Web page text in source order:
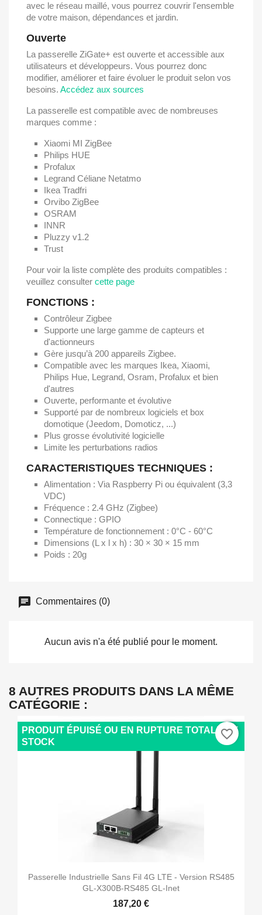
avec le réseau maillé, vous pourrez couvrir l'ensemble
de votre maison, dépendances et jardin.
Ouverte
La passerelle ZiGate+ est ouverte et accessible aux
utilisateurs et développeurs. Vous pourrez donc
modifier, améliorer et faire évoluer le produit selon vos
besoins. Accédez aux sources
La passerelle est compatible avec de nombreuses
marques comme :
Xiaomi MI ZigBee
Philips HUE
Profalux
Legrand Céliane Netatmo
Ikea Tradfri
Orvibo ZigBee
OSRAM
INNR
Pluzzy v1.2
Trust
Pour voir la liste complète des produits compatibles :
veuillez consulter cette page
FONCTIONS :
Contrôleur Zigbee
Supporte une large gamme de capteurs et
d'actionneurs
Gère jusqu’à 200 appareils Zigbee.
Compatible avec les marques Ikea, Xiaomi,
Philips Hue, Legrand, Osram, Profalux et bien
d'autres
Ouverte, performante et évolutive
Supporté par de nombreux logiciels et box
domotique (Jeedom, Domoticz, ...)
Plus grosse évolutivité logicielle
Limite les perturbations radios
CARACTERISTIQUES TECHNIQUES :
Alimentation : Via Raspberry Pi ou équivalent (3,3
VDC)
Fréquence : 2.4 GHz (Zigbee)
Connectique : GPIO
Température de fonctionnement : 0°C - 60°C
Dimensions (L x l x h) : 30 × 30 × 15 mm
Poids : 20g
Commentaires (0)
Aucun avis n'a été publié pour le moment.
8 AUTRES PRODUITS DANS LA MÊME
CATÉGORIE :
Passerelle Industrielle Sans Fil 4G LTE - Version RS485
GL-X300B-RS485 GL-Inet
187,20 €
PRODUIT ÉPUISÉ OU EN RUPTURE TOTALE DE
STOCK
favorite_border